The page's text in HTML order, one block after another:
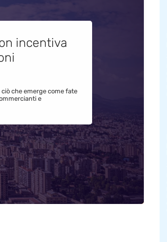
incentiva
che emerge come fate
e